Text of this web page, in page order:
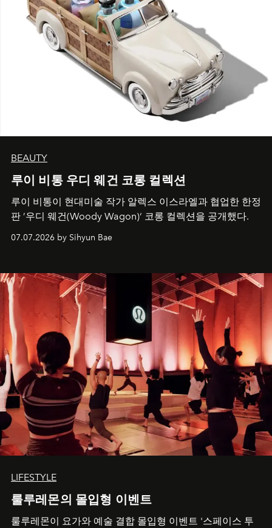
BEAUTY
루이 비통 우디 웨건 코롱 컬렉션
루이 비통이 현대미술 작가 알렉스 이스라엘과 협업한 한정
판 ’우디 웨건(Woody Wagon)‘ 코롱 컬렉션을 공개했다.
07.07.2026 by Sihyun Bae
LIFESTYLE
룰루레몬의 몰입형 이벤트
룰루레몬이 요가와 예술 결합 몰입형 이벤트 '스페이스 투